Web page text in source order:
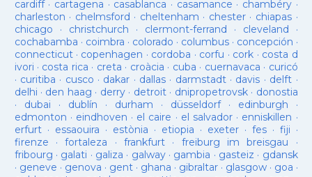
cardiff· cartagena · casablanca · casamance · chambéry·
charleston · chelmsford · cheltenham · chester· chiapas ·
chicago · christchurch · clermont-ferrand · cleveland ·
cochabamba · coimbra · colorado · columbus· concepción ·
connecticut· copenhagen · cordoba · corfu · cork · costa d
ivori · costa rica · creta · croàcia · cuba · cuernavaca · curicó
· curitiba · cusco · dakar · dallas · darmstadt· davis · delft ·
delhi · den haag · derry· detroit· dnipropetrovsk· donostia
· dubai · dublín · durham · düsseldorf· edinburgh ·
edmonton · eindhoven · el caire · el salvador · enniskillen ·
erfurt· essaouira · estònia · etiopia · exeter· fes· fiji ·
firenze ·fortaleza · frankfurt· freiburg im breisgau ·
fribourg · galati · galiza · galway· gambia · gasteiz · gdansk
· geneve · genova · gent· ghana · gibraltar· glasgow· goa ·